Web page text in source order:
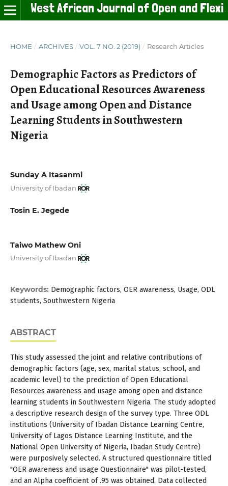
HOME / ARCHIVES / VOL. 7 NO. 2 (2019) / Research Articles
Demographic Factors as Predictors of
Open Educational Resources Awareness
and Usage among Open and Distance
Learning Students in Southwestern
Nigeria
Sunday A Itasanmi
University of Ibadan
Tosin E. Jegede
Taiwo Mathew Oni
University of Ibadan
Keywords: Demographic factors, OER awareness, Usage, ODL
students, Southwestern Nigeria
ABSTRACT
This study assessed the joint and relative contributions of
demographic factors (age, sex, marital status, school, and
academic level) to the prediction of Open Educational
Resources awareness and usage among open and distance
learning students in Southwestern Nigeria. The study adopted
a descriptive research design of the survey type. Three ODL
institutions (University of Ibadan Distance Learning Centre,
University of Lagos Distance Learning Institute, and the
National Open University of Nigeria, Ibadan Study Centre)
were purposively selected. A structured questionnaire titled
"OER awareness and usage Questionnaire" was pilot-tested,
and an Alpha coefficient of .95 was obtained. Data collected